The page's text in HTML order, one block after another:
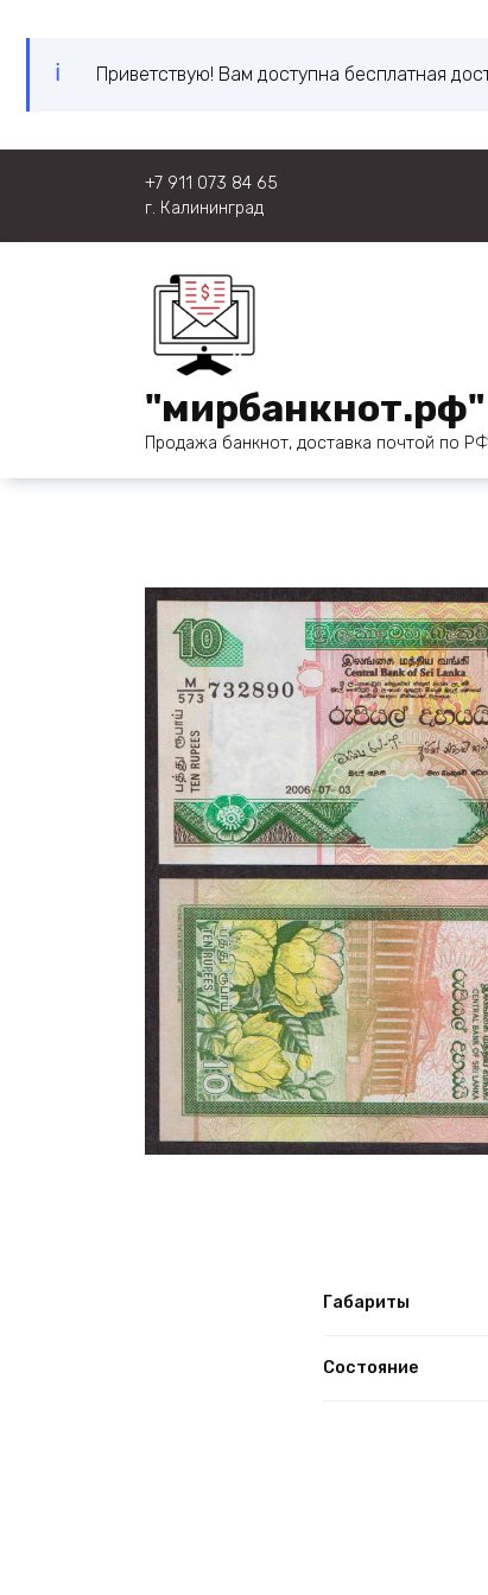
Приветствую! Вам доступна бесплатная
+7 911 073 84 65
г. Калининград
"мирбанкнот.рф"
Продажа банкнот, доставка почтой по РФ
Габариты
Состояние